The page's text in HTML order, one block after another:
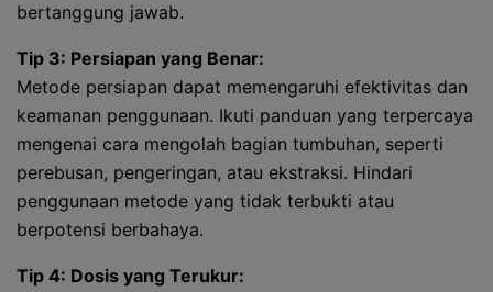
bertanggung jawab.
Tip 3: Persiapan yang Benar:
Metode persiapan dapat memengaruhi efektivitas dan
keamanan penggunaan. Ikuti panduan yang terpercaya
mengenai cara mengolah bagian tumbuhan, seperti
perebusan, pengeringan, atau ekstraksi. Hindari
penggunaan metode yang tidak terbukti atau
berpotensi berbahaya.
Tip 4: Dosis yang Terukur: